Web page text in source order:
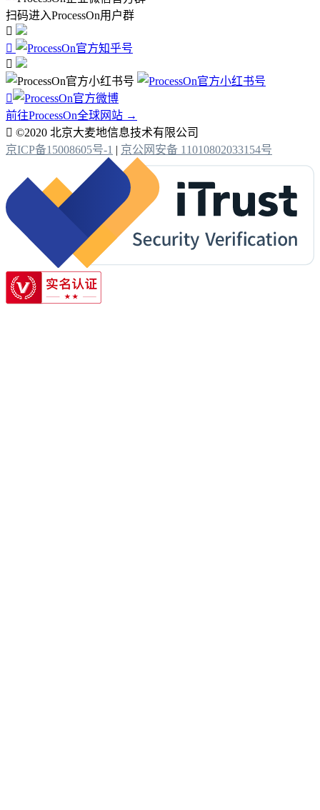
扫码进入ProcessOn用户群




前往ProcessOn全球网站 →
 ©2020 北京大麦地信息技术有限公司
京ICP备15008605号-1 | 京公网安备 11010802033154号